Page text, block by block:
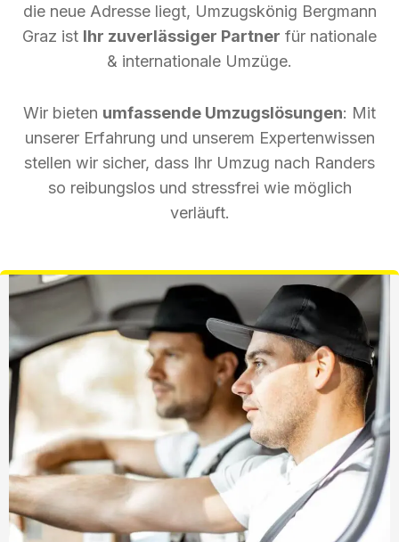
die neue Adresse liegt, Umzugskönig Bergmann
Graz ist Ihr zuverlässiger Partner für nationale
& internationale Umzüge.
Wir bieten umfassende Umzugslösungen: Mit
unserer Erfahrung und unserem Expertenwissen
stellen wir sicher, dass Ihr Umzug nach Randers
so reibungslos und stressfrei wie möglich
verläuft.